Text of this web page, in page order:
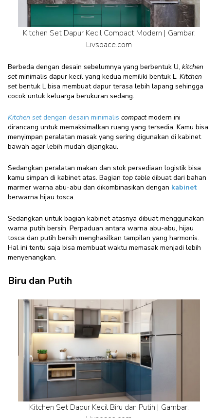
Kitchen Set Dapur Kecil Compact Modern | Gambar:
Livspace.com
Berbeda dengan desain sebelumnya yang berbentuk U, kitchen
setminimalis dapur kecil yang kedua memiliki bentuk L. Kitchen
setbentuk L bisa membuat dapur terasa lebih lapang sehingga
cocok untuk keluarga berukuran sedang.
Kitchen setdengan desain minimalis compactmodern ini
dirancang untuk memaksimalkan ruang yang tersedia. Kamu bisa
menyimpan peralatan masak yang sering digunakan di kabinet
bawah agar lebih mudah dijangkau.
Sedangkan peralatan makan dan stok persediaan logistik bisa
kamu simpan di kabinet atas. Bagian top table dibuat dari bahan
marmer warna abu-abu dan dikombinasikan dengan kabinet
berwarna hijau tosca.
Sedangkan untuk bagian kabinet atasnya dibuat menggunakan
warna putih bersih. Perpaduan antara warna abu-abu, hijau
tosca dan putih bersih menghasilkan tampilan yang harmonis.
Hal ini tentu saja bisa membuat waktu memasak menjadi lebih
menyenangkan.
Biru dan Putih
Kitchen Set Dapur Kecil Biru dan Putih | Gambar: